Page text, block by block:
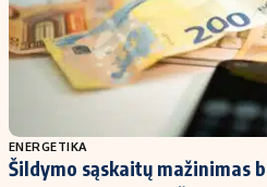
Redakcija
Apie mus
Redakcijos politika
Turinio žymėjimo taisyklės
ENERGETIKA
Šildymo sąskaitų mažinimas